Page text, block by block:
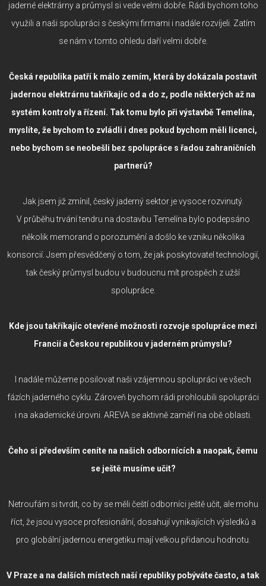
jaderné elektrárny a průmysl si vede velmi dobře. Rádi bychom toho
využili a naši spolupráci s českými firmami i nadále rozvíjeli. Zatím
se nám v tomto ohledu daří velmi dobře.
Česká republika patří k málo zemím, která by dokázala postavit
jadernou elektrárnu takříkajíc od a do z, podle některých až na
systém kontroly a řízení. Tak tomu bylo při výstavbě Temelína,
myslíte, že bychom to zvládli i dnes pokud bychom měli licenci,
nebo bychom se neobešli bez spolupráce s řadou zahraničních
partnerů?
Jak jsem již zmínil, český jaderný sektor je vysoce rozvinutý.
V průběhu trvání tendru na dostavbu Temelína bylo podepsáno
několik memorand o porozumění a došlo ke vzniku několika
konsorcií. Jsem přesvědčený o tom, že jak poskytovatel technologií,
tak český průmysl budou v budoucnu mít prospěch z užší
spolupráce.
Kde jsou takříkajíc otevřené možnosti rozvoje spolupráce mezi
Francií a Českou republikou v jaderném průmyslu?
I nadále můžeme posilovat naši vzájemnou spolupráci ve všech
fázích jaderného cyklu. Zároveň bychom rádi prohloubili spolupráci
i na akademické úrovni. AREVA se aktivně zaměří na obě oblasti.
Čeho si především ceníte na našich odbornících a naopak, čemu
se ještě musíme učit?
Netroufám si tvrdit, co by se měli čeští odborníci ještě učit, ale mohu
říct, že jsou vysoce profesionální, dosahují vynikajících výsledků a
pro globální jadernou energetiku mají velkou přidanou hodnotu.
V Praze a na dalších místech naší republiky pobýváte často, a tak